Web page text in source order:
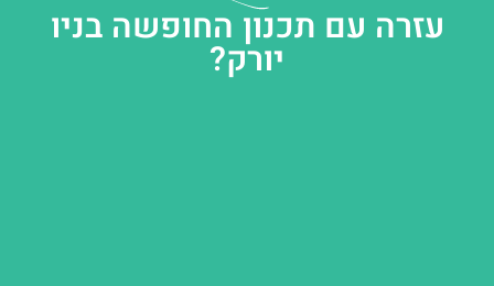
עזרה עם תכנון החופשה בניו
יורק?